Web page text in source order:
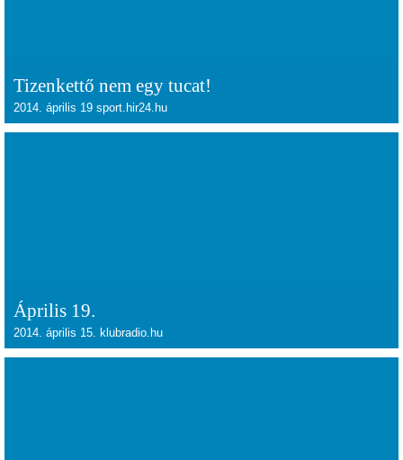
Tizenkettő nem egy tucat!
2014. április 19 sport.hir24.hu
Április 19.
2014. április 15. klubradio.hu